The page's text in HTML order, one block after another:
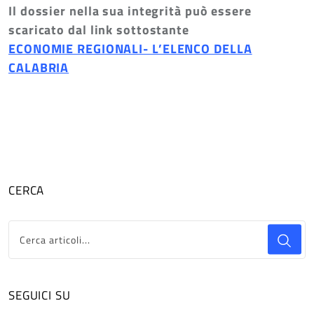
Il dossier nella sua integrità può essere
scaricato dal link sottostante
ECONOMIE REGIONALI- L’ELENCO DELLA
CALABRIA
CERCA
SEGUICI SU